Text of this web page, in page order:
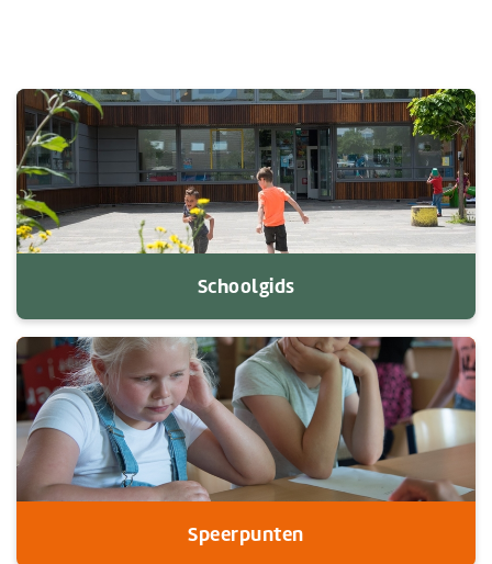
Schoolgids
Speerpunten